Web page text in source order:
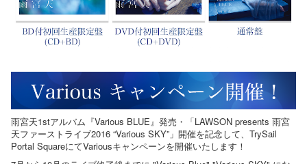
雨宮天1stアルバム『Various BLUE』発売・「LAWSON presents 雨宮
天ファーストライブ2016 “Various SKY”」開催を記念して、TrySail
Portal SquareにてVariousキャンペーンを開催いたします！